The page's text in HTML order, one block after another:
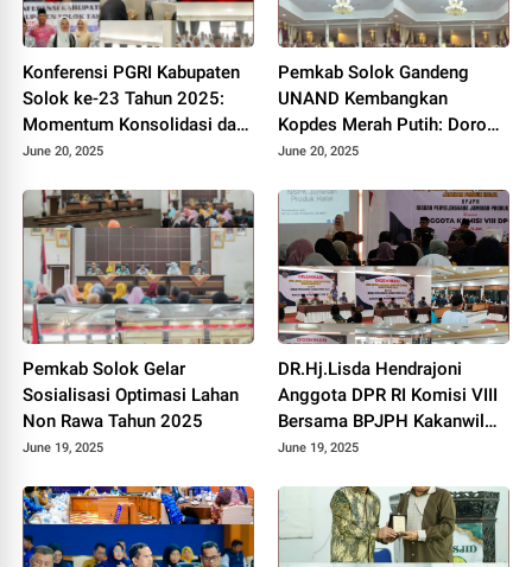
Konferensi PGRI Kabupaten
Solok ke-23 Tahun 2025:
Momentum Konsolidasi dan
Pemilihan Pengurus Baru.
June 20, 2025
Pemkab Solok Gandeng
UNAND Kembangkan
Kopdes Merah Putih: Dorong
Produksi Pupuk Organik dan
June 20, 2025
Pemkab Solok Gelar
Sosialisasi Optimasi Lahan
Non Rawa Tahun 2025
June 19, 2025
DR.Hj.Lisda Hendrajoni
Anggota DPR RI Komisi VIII
Bersama BPJPH Kakanwil
Sumbar Gelar Roadshow
Kota Solok 2025.
June 19, 2025